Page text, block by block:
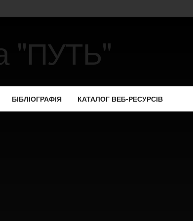
БІБЛІОГРАФІЯ КАТАЛОГ ВЕБ-РЕСУРСІВ